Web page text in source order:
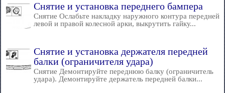
Снятие и установка переднего бампера
Снятие Ослабьте накладку наружного контура передней
левой и правой колесной арки, выкрутить гайку...
Снятие и установка держателя передней
балки (ограничителя удара)
Снятие Демонтируйте переднюю балку (ограничитель
удара). Демонтируйте держатель передней балки...